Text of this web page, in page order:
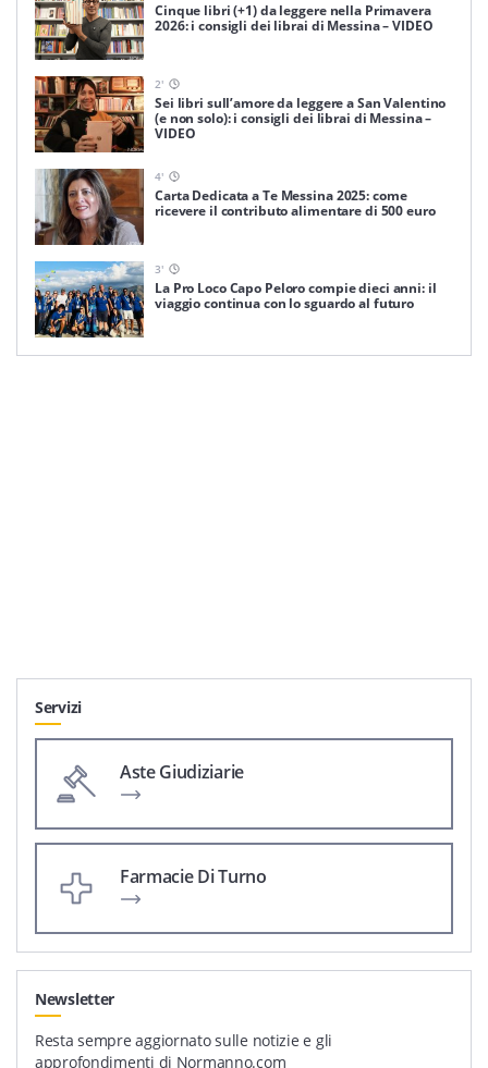
Cinque libri (+1) da leggere nella Primavera
2026: i consigli dei librai di Messina – VIDEO
2'
Sei libri sull’amore da leggere a San Valentino
(e non solo): i consigli dei librai di Messina –
VIDEO
4'
Carta Dedicata a Te Messina 2025: come
ricevere il contributo alimentare di 500 euro
3'
La Pro Loco Capo Peloro compie dieci anni: il
viaggio continua con lo sguardo al futuro
Servizi
Aste Giudiziarie
Farmacie Di Turno
Newsletter
Resta sempre aggiornato sulle notizie e gli
approfondimenti di Normanno.com